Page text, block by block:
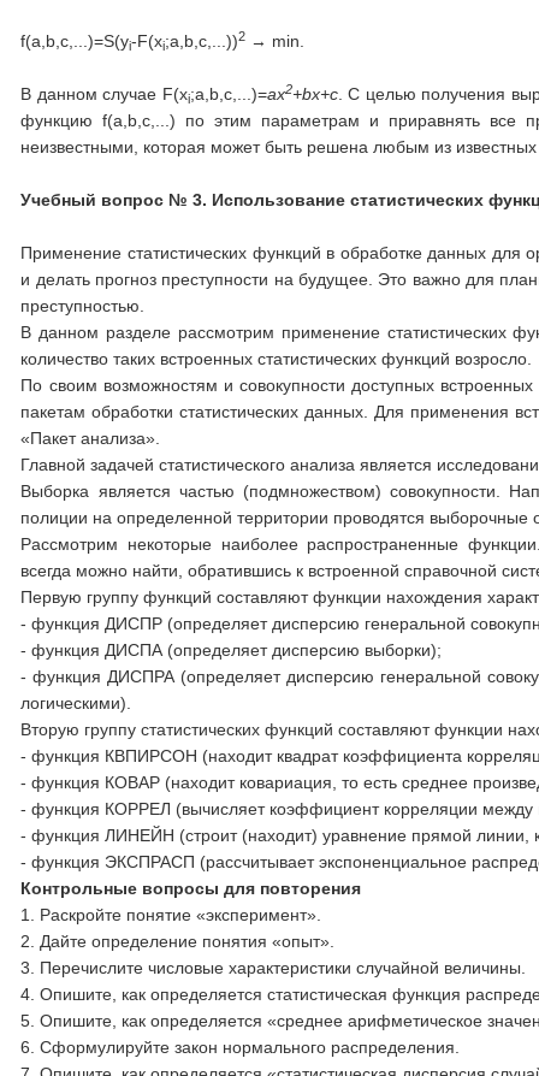
f(a,b,c,...)=S(yi-F(xi;a,b,c,...))2 → min.
В данном случае F(xi;a,b,c,...)=ax2+bx+c . С целью получения
функцию f(a,b,c,...) по этим параметрам и приравнять все
неизвестными, которая может быть решена любым из
Учебный вопрос № 3. Использование статистических
Применение статистических функций в обработке данных для
и делать прогноз преступности на будущее. Это важно для
преступностью.
В данном разделе рассмотрим применение статистических
количество таких встроенных статистических функций возросло.
По своим возможностям и совокупности доступных
пакетам обработки статистических данных. Для применения
«Пакет анализа».
Главной задачей статистического анализа является
Выборка является частью (подмножеством) совокупности.
полиции на определенной территории проводятся выборочные
Рассмотрим некоторые наиболее распространенные
всегда можно найти, обратившись к встроенной справочной
Первую группу функций составляют функции нахождения
- функция ДИСПР (определяет дисперсию генеральной
- функция ДИСПА (определяет дисперсию выборки);
- функция ДИСПРА (определяет дисперсию генеральной
логическими).
Вторую группу статистических функций составляют функции
- функция КВПИРСОН (находит квадрат коэффициента
- функция КОВАР (находит ковариация, то есть среднее
- функция КОРРЕЛ (вычисляет коэффициент корреляции между
- функция ЛИНЕЙН (строит (находит) уравнение прямой
- функция ЭКСПРАСП (рассчитывает экспоненциальное
Контрольные вопросы для повторения
1. Раскройте понятие «эксперимент».
2. Дайте определение понятия «опыт».
3. Перечислите числовые характеристики случайной величины.
4. Опишите, как определяется статистическая функция
5. Опишите, как определяется «среднее арифметическое
6. Сформулируйте закон нормального распределения.